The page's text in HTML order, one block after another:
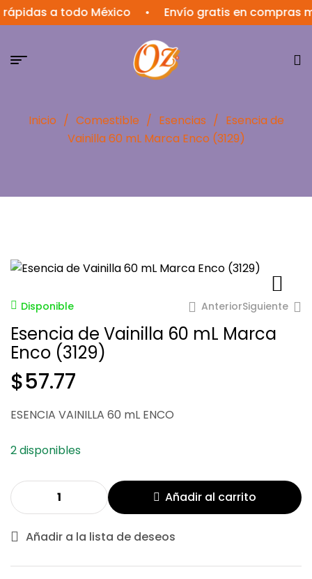
a todo México • Envío gratis en compras
Inicio / Comestible / Esencias / Esencia de
Vainilla 60 mL Marca Enco (3129)
Disponible AnteriorSiguiente
Esencia de Vainilla 60 mL Marca
Enco (3129)
$57.77
ESENCIA VAINILLA 60 mL ENCO
2 disponibles
Añadir al carrito
Añadir a la lista de deseos